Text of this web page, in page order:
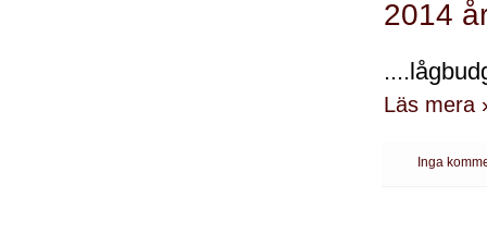
2014
Läs mera
Inga